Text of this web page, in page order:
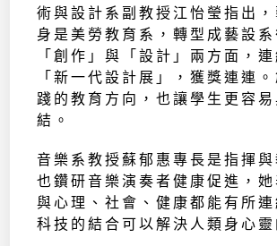
術與設計系副教授江怡瑩指出
身是美勞教育系，轉型成藝設
「創作」與「設計」兩方面，
「新一代設計展」，獲獎連連
踐的教育方向，也讓學生更容
結。
音樂系教授蘇郁惠專長是指揮與
也鑽研音樂演奏者健康促進，
與心理、社會、健康都能有所
科技的結合可以解決人類身心靈